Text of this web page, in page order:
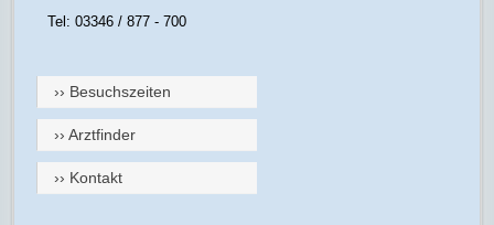
Tel: 03346 / 877 - 700
›› Besuchszeiten
›› Arztfinder
›› Kontakt